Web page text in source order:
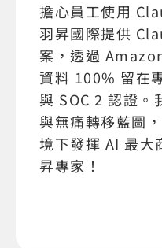
擔心員工使用
羽昇國際提供
案，透過
資料 100% 留在
與 SOC 2 認證。
與無痛轉移藍圖
境下發揮 AI 最大
昇專家！